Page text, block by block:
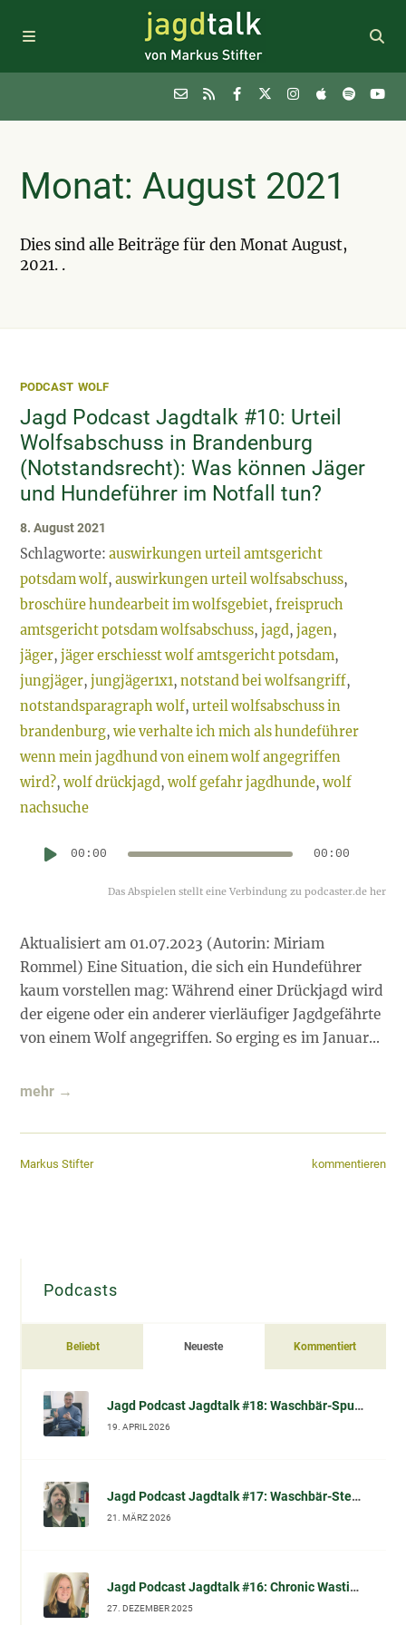
FAQ
Über
Monat:August 2021
Dies sind alle Beiträge für den Monat August,
2021. .
PODCAST WOLF
Jagd Podcast Jagdtalk #10: Urteil
Wolfsabschuss in Brandenburg
(Notstandsrecht): Was können Jäger
und Hundeführer im Notfall tun?
8. August 2021
Schlagworte:auswirkungen urteil amtsgericht
potsdam wolf,auswirkungen urteil wolfsabschuss,
broschüre hundearbeit im wolfsgebiet,freispruch
amtsgericht potsdam wolfsabschuss,jagd,jagen,
jäger,jäger erschiesst wolf amtsgericht potsdam,
jungjäger,jungjäger1x1,notstand bei wolfsangriff,
notstandsparagraph wolf,urteil wolfsabschuss in
brandenburg,wie verhalte ich mich als hundeführer
wenn mein jagdhund von einem wolf angegriffen
wird?,wolf drückjagd,wolf gefahr jagdhunde,wolf
nachsuche
00:00 00:00
Aktualisiert am 01.07.2023 (Autorin: Miriam
Rommel) Eine Situation, die sich ein Hundeführer
kaum vorstellen mag: Während einer Drückjagd wird
der eigene oder ein anderer vierläufiger Jagdgefährte
von einem Wolf angegriffen. So erging es im Januar...
mehr →
kommentieren
Markus Stifter
Podcasts
Beliebt Neueste Kommentiert
Jagd Podcast Jagdtalk #18: Waschbär-Spulwurm (Baylisascaris procyonis) – Übertragung, Risiko, Vorsorge & Datenlage (im Gespräch mit Prof. Dr. Sven Klimpel)
19. APRIL 2026
Jagd Podcast Jagdtalk #17: Waschbär-Sterilisation in Kassel – wissenschaftliche Einordnung, Tierschutzfragen & Waschbär-Mythen (im Gespräch mit Dr. Norbert Peter)
21. MÄRZ 2026
Jagd Podcast Jagdtalk #16: Chronic Wasting Disease (CWD): Chronische Auszehrungskrankheit beim Schalenwild – Fakten, Symptome, Diagnose und was Jäger jetzt wissen sollten
27. DEZEMBER 2025